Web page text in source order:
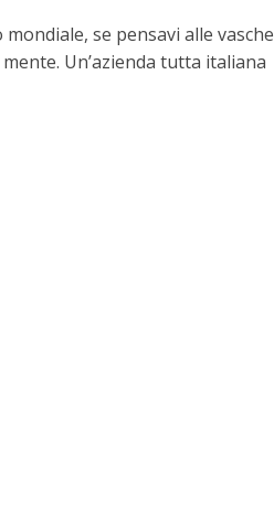
se pensavi alle vasche
Un’azienda tutta italiana